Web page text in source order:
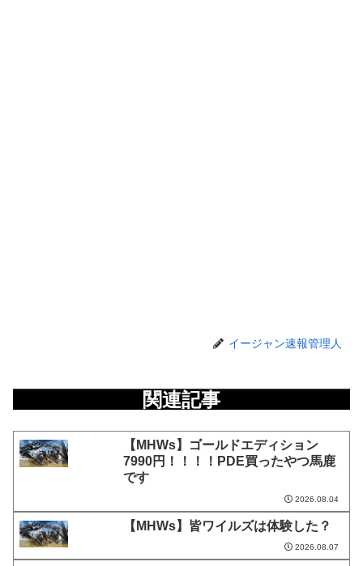
イージャン速報管理人
関連記事
【MHWs】ゴールドエディション
7990円！！！！PDE買ったやつ馬鹿
です
2026.08.04
【MHWs】皆ワイルズは体験した？
2026.08.07